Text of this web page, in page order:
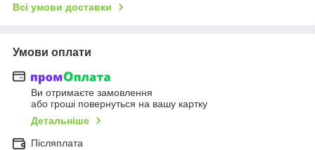
Всі умови доставки
Умови оплати
Ви отримаєте замовлення
або гроші повернуться на вашу картку
Детальніше
Післяплата